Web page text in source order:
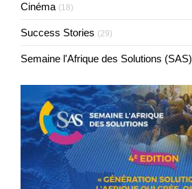
Cinéma (18)
Success Stories (29)
Semaine l'Afrique des Solutions (SAS)